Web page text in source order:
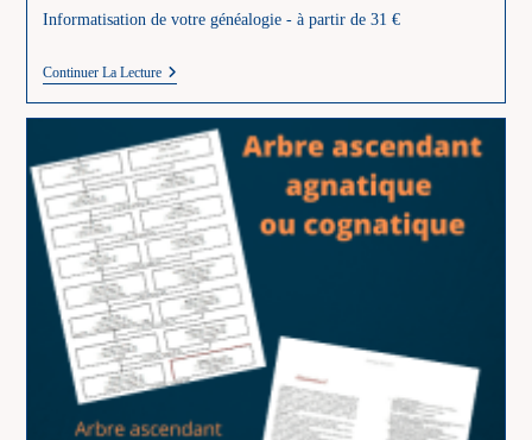
Informatisation de votre généalogie - à partir de 31 €
Continuer La LectureInformatisation